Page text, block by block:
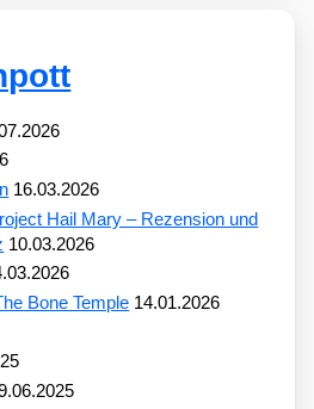
16.03.2026
Hail Mary – Rezension und
10.03.2026
Bone Temple 14.01.2026